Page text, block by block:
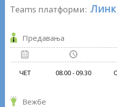
Teams платформи:Линк
Предавања
ЧЕТ 08.00 - 09.30
Вежбе